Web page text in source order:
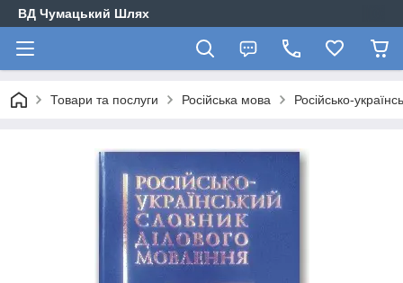
ВД Чумацький Шлях
Товари та послуги Російська мова Російсько-